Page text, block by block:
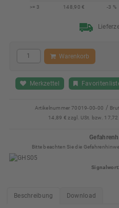
>= 3 148,90 € -3 %
Warenkorb
Merkzettel
Artikelnummer 70019-00-00 /
14,89 € zzgl. USt. bzw.
Bitte beachten Sie die
Signalwort:
Beschreibung Download